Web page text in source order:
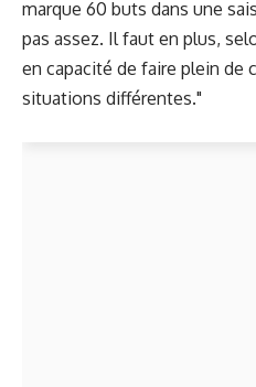
marque 60 buts dans une
pas assez. Il faut en plus,
en capacité de faire plein de
situations différentes."